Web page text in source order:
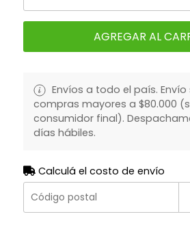
AGREGAR AL
Envíos a todo el país.
compras mayores a $80.000
consumidor final).
días hábiles.
Calculá el costo de envío